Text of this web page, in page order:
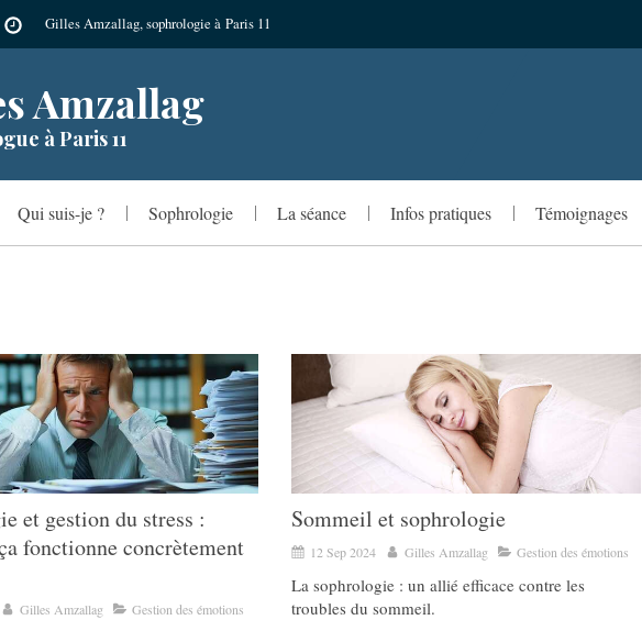
Gilles Amzallag, sophrologie à Paris 11
Amzallag
à Paris 11
Qui suis-je ? Sophrologie La séance Infos pratiques Témoignages
et gestion du stress :
fonctionne concrètement
Gilles Amzallag Gestion des émotions
Sommeil et sophrologie
12 Sep 2024 Gilles Amzallag Gestion des émotions
La sophrologie : un allié efficace contre les
troubles du sommeil.